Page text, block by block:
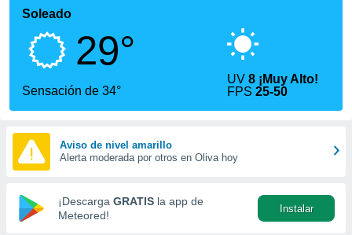
ha
calidad.
a este
las
y
forma
digital
basada
Soleado
29°
Sensación de 34°
UV8 ¡Muy Alto!
FPS25-50
Aviso de nivel amarillo
Alerta moderada por otros en Oliva hoy
¡Descarga GRATIS la app de
Meteored!
Instalar